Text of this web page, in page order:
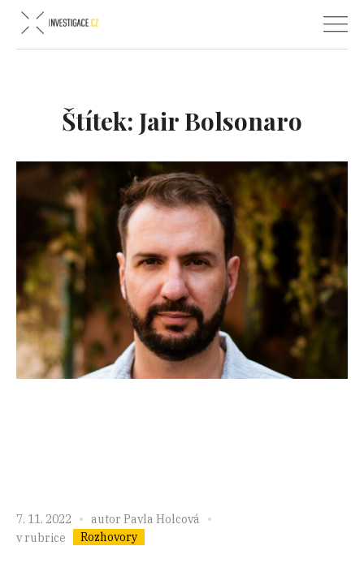
Štítek: Jair Bolsonaro
7. 11. 2022 autor Pavla Holcová
v rubrice
Rozhovory